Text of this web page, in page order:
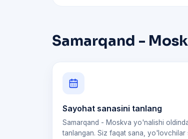
Samarqand -
Sayohat sanasini tanlang
Samarqand - Moskva yo'nalishi
tanlangan. Siz faqat sana, yo'lovchilar